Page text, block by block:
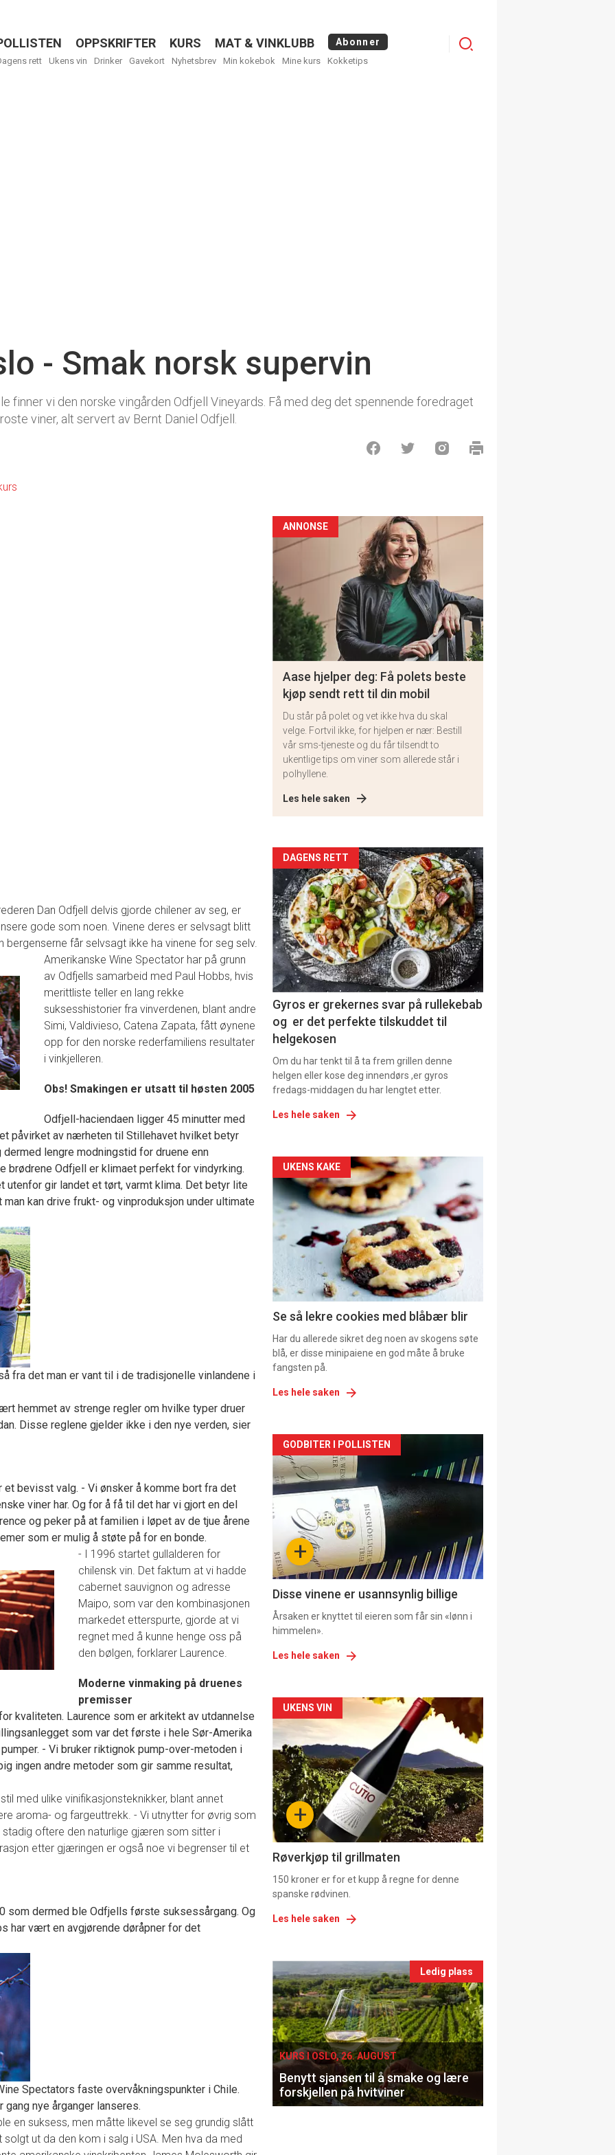
OPPSKRIFTER KURS MAT & VINKLUBB Abonner
rett Ukens vin Drinker Gavekort Nyhetsbrev Min kokebok Mine kurs Kokketips
Logg
- Smak norsk supervin
finner vi den norske vingården Odfjell Vineyards. Få med deg det spennende foredraget
viner, alt servert av Bernt Daniel Odfjell.
Dan Odfjell delvis gjorde chilener av seg, er
gode som noen. Vinene deres er selvsagt blitt
bergenserne får selvsagt ikke ha vinene for seg selv.
Amerikanske Wine Spectator har på grunn
av Odfjells samarbeid med Paul Hobbs, hvis
merittliste teller en lang rekke
suksesshistorier fra vinverdenen, blant andre
Simi, Valdivieso, Catena Zapata, fått øynene
opp for den norske rederfamiliens resultater
i vinkjelleren.
Obs! Smakingen er utsatt til høsten 2005
Odfjell-haciendaen ligger 45 minutter med
påvirket av nærheten til Stillehavet hvilket betyr
lengre modningstid for druene enn
brødrene Odfjell er klimaet perfekt for vindyrking.
utenfor gir landet et tørt, varmt klima. Det betyr lite
kan drive frukt- og vinproduksjon under ultimate
fra det man er vant til i de tradisjonelle vinlandene i
hemmet av strenge regler om hvilke typer druer
Disse reglene gjelder ikke i den nye verden, sier
bevisst valg. - Vi ønsker å komme bort fra det
viner har. Og for å få til det har vi gjort en del
og peker på at familien i løpet av de tjue årene
som er mulig å støte på for en bonde.
- I 1996 startet gullalderen for
chilensk vin. Det faktum at vi hadde
cabernet sauvignon og adresse
Maipo, som var den kombinasjonen
markedet etterspurte, gjorde at vi
regnet med å kunne henge oss på
den bølgen, forklarer Laurence.
Moderne vinmaking på druenes
premisser
kvaliteten. Laurence som er arkitekt av utdannelse
som var det første i hele Sør-Amerika
- Vi bruker riktignok pump-over-metoden i
ingen andre metoder som gir samme resultat,
med ulike vinifikasjonsteknikker, blant annet
aroma- og fargeuttrekk. - Vi utnytter for øvrig som
oftere den naturlige gjæren som sitter i
etter gjæringen er også noe vi begrenser til et
som dermed ble Odfjells første suksessårgang. Og
har vært en avgjørende døråpner for det
Spectators faste overvåkningspunkter i Chile.
nye årganger lanseres.
en suksess, men måtte likevel se seg grundig slått
ut da den kom i salg i USA. Men hva da med
ANNONSE
Aase hjelper deg: Få polets beste
kjøp sendt rett til din mobil
Du står på polet og vet ikke hva du skal
velge. Fortvil ikke, for hjelpen er nær: Bestill
vår sms-tjeneste og du får tilsendt to
ukentlige tips om viner som allerede står i
polhyllene.
Les hele saken
Artikler
detail
-
section
11
DAGENS RETT
Gyros er grekernes svar på rullekebab
og er det perfekte tilskuddet til
helgekosen
Om du har tenkt til å ta frem grillen denne
helgen eller kose deg innendørs ,er gyros
fredags-middagen du har lengtet etter.
Les hele saken
Artikler
detail
-
section
11
Dagens
rett
UKENS KAKE
Se så lekre cookies med blåbær blir
Har du allerede sikret deg noen av skogens søte
blå, er disse minipaiene en god måte å bruke
fangsten på.
Les hele saken
Artikler
detail
-
section
11
Dagens
rett
2
+
GODBITER I POLLISTEN
Disse vinene er usannsynlig billige
Årsaken er knyttet til eieren som får sin «lønn i
himmelen».
Les hele saken
Artikler
detail
-
section
11
Ukens
vin
+
UKENS VIN
Røverkjøp til grillmaten
150 kroner er for et kupp å regne for denne
spanske rødvinen.
Les hele saken
Events
single
Ledig plass
KURS I OSLO, 26. AUGUST
Benytt sjansen til å smake og lære
forskjellen på hvitviner